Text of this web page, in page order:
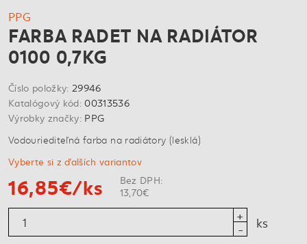
PPG
FARBA RADET NA RADIÁTOR
0100 0,7KG
Číslo položky: 29946
Katalógový kód:00313536
Výrobky značky: PPG
Vodouriediteľná farba na radiátory (lesklá)
Vyberte si z ďalších variantov
16,85€/ks
Bez DPH:
13,70€
ks